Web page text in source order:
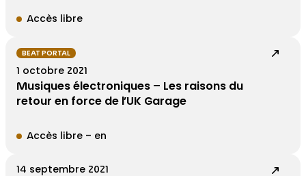
Accès libre
BEAT PORTAL
1 octobre 2021
Musiques électroniques – Les raisons du
retour en force de l’UK Garage
Accès libre – en
14 septembre 2021